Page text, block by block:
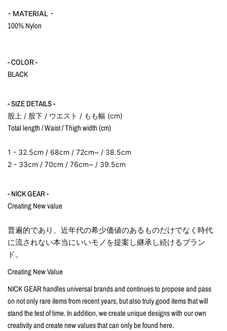
- MATERIAL -
100% Nylon
- COLOR -
BLACK
- SIZE DETAILS -
股上 / 股下 / ウエスト / もも幅 (cm)
Total length / Waist / Thigh width (cm)
1 - 32.5cm / 68cm / 72cm~ / 38.5cm
2 - 33cm / 70cm / 76cm~ / 39.5cm
- NICK GEAR -
Creating New value
普遍的であり、近年代の希少価値のあるものだけでなく時代
に流されない本当にいいモノを提案し継承し続けるブラン
ド。
Creating New Value
NICK GEAR handles universal brands and continues to propose and pass
on not only rare items from recent years, but also truly good items that will
stand the test of time. In addition, we create unique designs with our own
creativity and create new values that can only be found here.